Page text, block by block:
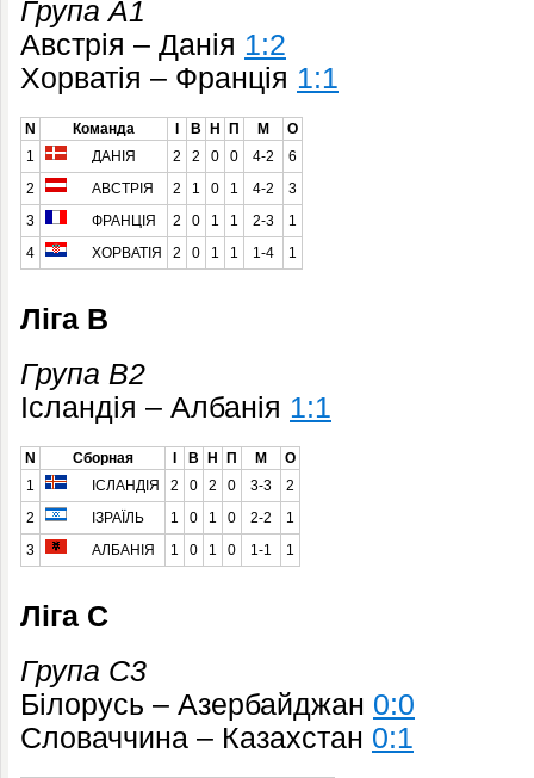
Група A1
Австрія – Данія 1:2
Хорватія – Франція 1:1
N Команда В Н П М
О
1
ДАНІЯ 2 2 0 0 4-2
6
2
АВСТРІЯ 2 1 0 1 4-2
3
3
ФРАНЦІЯ 2 0 1 1 2-3
1
4
ХОРВАТІЯ 2 0 1 1 1-4 1
Ліга B
Група B2
Ісландія – Албанія 1:1
N Сборная В Н П М
О
1
ІСЛАНДІЯ 2 0 2 0 3-3
2
2
ІЗРАЇЛЬ 1 0 1 0 2-2
1
3
АЛБАНІЯ 1 0 1 0 1-1 1
Ліга C
Група C3
Білорусь – Азербайджан 0:0
Словаччина – Казахстан 0:1